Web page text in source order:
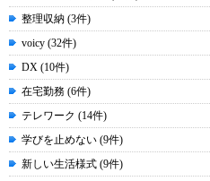
整理収納 (3件)
voicy (32件)
DX (10件)
在宅勤務 (6件)
テレワーク (14件)
学びを止めない (9件)
新しい生活様式 (9件)